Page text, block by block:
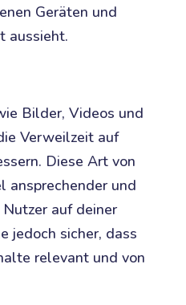
Geräten und
aussieht.
Bilder, Videos und
Verweilzeit auf
Diese Art von
ansprechender und
auf deiner
jedoch sicher, dass
relevant und von